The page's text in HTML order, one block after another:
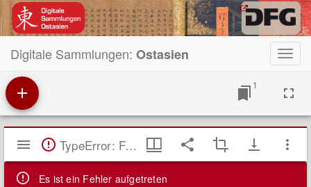
Digitale Sammlungen: Ostasien
1
Mirador
Viewer TypeError: Failed to fetch
Es ist ein Fehler aufgetreten